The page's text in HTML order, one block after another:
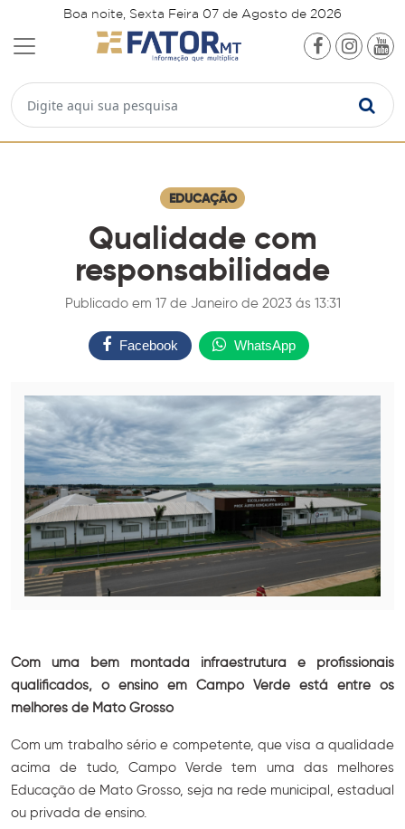
Boa noite, Sexta Feira 07 de Agosto de 2026
EDUCAÇÃO
Qualidade com
responsabilidade
Publicado em 17 de Janeiro de 2023 ás 13:31
Facebook WhatsApp
Com uma bem montada infraestrutura e profissionais
qualificados, o ensino em Campo Verde está entre os
melhores de Mato Grosso
Com um trabalho sério e competente, que visa a qualidade
acima de tudo, Campo Verde tem uma das melhores
Educação de Mato Grosso, seja na rede municipal, estadual
ou privada de ensino.